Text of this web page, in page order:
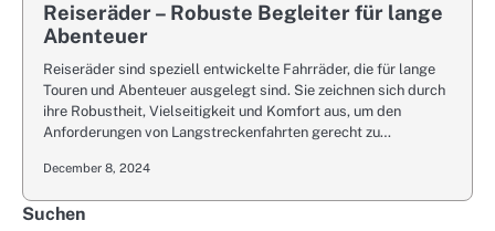
Reiseräder – Robuste Begleiter für lange
Abenteuer
Reiseräder sind speziell entwickelte Fahrräder, die für lange
Touren und Abenteuer ausgelegt sind. Sie zeichnen sich durch
ihre Robustheit, Vielseitigkeit und Komfort aus, um den
Anforderungen von Langstreckenfahrten gerecht zu…
December 8, 2024
Suchen